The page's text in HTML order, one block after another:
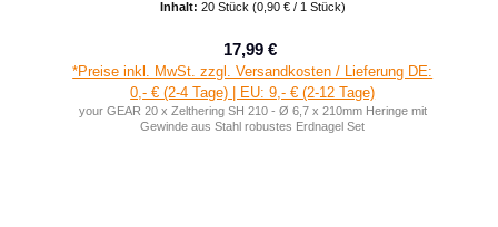
Inhalt: 20 Stück (0,90 € / 1 Stück)
Verkaufspreis:
17,99 €
*Preise inkl. MwSt. zzgl. Versandkosten / Lieferung DE:
0,- € (2-4 Tage) | EU: 9,- € (2-12 Tage)
your GEAR 20 x Zelthering SH 210 - Ø 6,7 x 210mm Heringe mit
Gewinde aus Stahl robustes Erdnagel Set